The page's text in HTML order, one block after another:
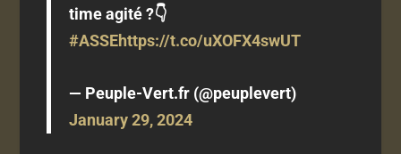
time agité ?👇
#ASSEhttps://t.co/uXOFX4swUT
— Peuple-Vert.fr (@peuplevert)
January 29, 2024